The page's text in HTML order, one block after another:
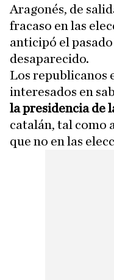
Aragonés, de
fracaso en las
anticipó el pasado
desaparecido.
Los republicanos
interesados en
la presidencia de
catalán, tal como
que no en las